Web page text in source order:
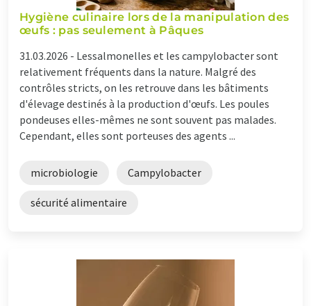
Hygiène culinaire lors de la manipulation des
œufs : pas seulement à Pâques
31.03.2026 - Lessalmonelles et les campylobacter sont
relativement fréquents dans la nature. Malgré des
contrôles stricts, on les retrouve dans les bâtiments
d'élevage destinés à la production d'œufs. Les poules
pondeuses elles-mêmes ne sont souvent pas malades.
Cependant, elles sont porteuses des agents ...
microbiologie Campylobacter
sécurité alimentaire